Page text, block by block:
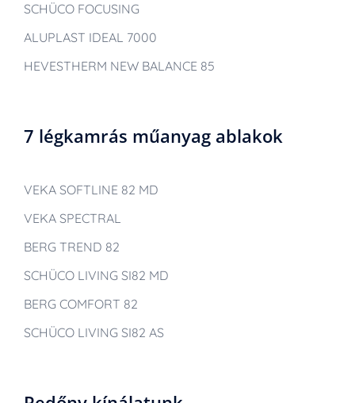
SCHÜCO FOCUSING
ALUPLAST IDEAL 7000
HEVESTHERM NEW BALANCE 85
7 légkamrás műanyag ablakok
VEKA SOFTLINE 82 MD
VEKA SPECTRAL
BERG TREND 82
SCHÜCO LIVING SI82 MD
BERG COMFORT 82
SCHÜCO LIVING SI82 AS